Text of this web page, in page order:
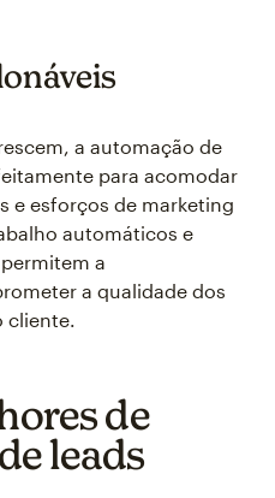
a automação de
para acomodar
e esforços de marketing
automáticos e
a
a qualidade dos
cliente.
de
leads